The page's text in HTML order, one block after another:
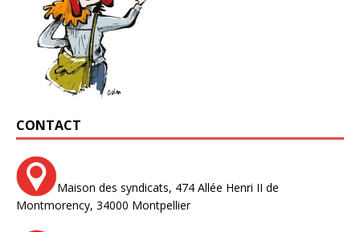
CONTACT
Maison des syndicats, 474 Allée Henri II de
Montmorency, 34000 Montpellier